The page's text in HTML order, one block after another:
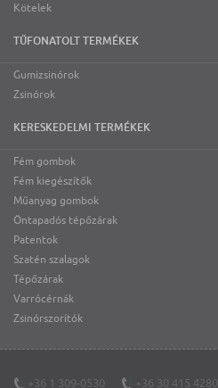
Kötelek
TŰFONATOLT TERMÉKEK
Gumizsinórok
Zsinórok
KERESKEDELMI TERMÉKEK
Fém gombok
Fém kiegészítők
Műanyag gombok
Öntapadós tépőzárak
Patentok
Szatén szalagok
Tépőzárak
Varrócérnák
Zsinórszorítók
+36 1 309-0530 +36 30 415 4280